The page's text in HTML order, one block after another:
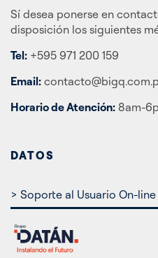
Sí desea ponerse en
disposición los siguientes
Tel: +595 971 200 159
Email:
Horario de Atención: 8am-
DATOS
> Soporte al Usuario On-line